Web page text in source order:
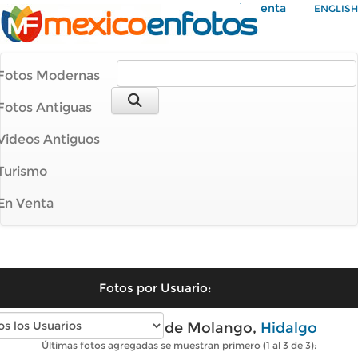
Mi Cuenta ENGLISH
Modernas
Antiguas
Antiguos
Venta
Fotos por Usuario:
Fotos modernas de Molango, Hidalgo
Últimas fotos agregadas se muestran primero (1 al 3 de 3):